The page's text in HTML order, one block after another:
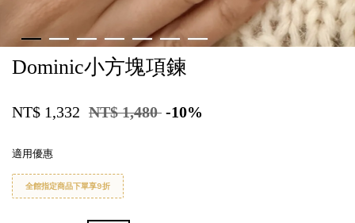
Dominic小方塊項鍊
NT$ 1,332 NT$ 1,480 -10%
適用優惠
全館指定商品下單享9折